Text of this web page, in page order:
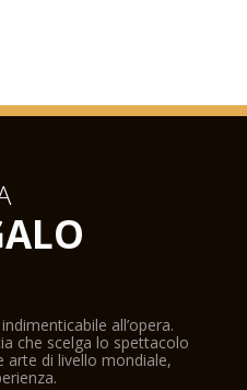
all’opera.
che scelga lo spettacolo
di livello mondiale,